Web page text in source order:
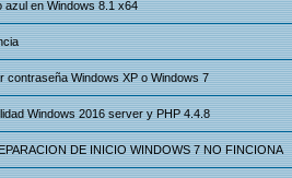
azul en Windows 8.1 x64
contraseña Windows XP o Windows 7
Windows 2016 server y PHP 4.4.8
DE INICIO WINDOWS 7 NO FINCIONA